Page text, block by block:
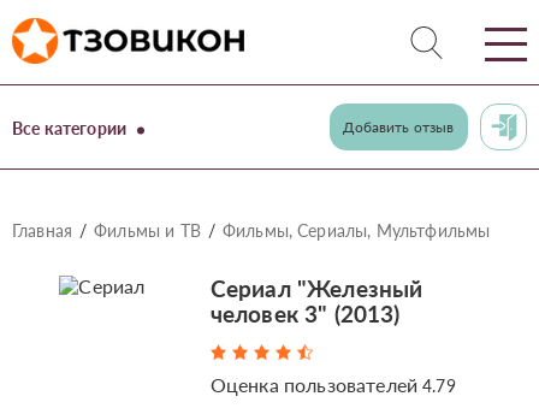
Все категории Добавить отзыв
Главная Фильмы и ТВ Фильмы, Сериалы, Мультфильмы
Сериал "Железный
человек 3" (2013)
Оценка пользователей4.79